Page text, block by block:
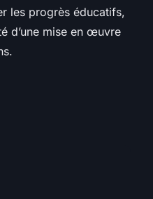
les progrès éducatifs,
d’une mise en œuvre